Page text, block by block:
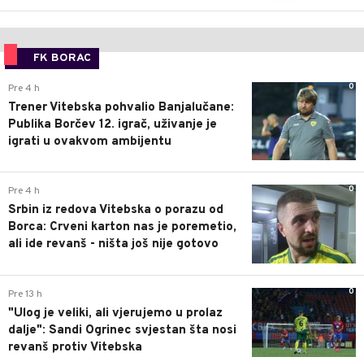
FK BORAC
0
Pre 4 h
Trener Vitebska pohvalio Banjalučane:
Publika Borčev 12. igrač, uživanje je
igrati u ovakvom ambijentu
0
Pre 4 h
Srbin iz redova Vitebska o porazu od
Borca: Crveni karton nas je poremetio,
ali ide revanš - ništa još nije gotovo
0
Pre 13 h
"Ulog je veliki, ali vjerujemo u prolaz
dalje": Sandi Ogrinec svjestan šta nosi
revanš protiv Vitebska